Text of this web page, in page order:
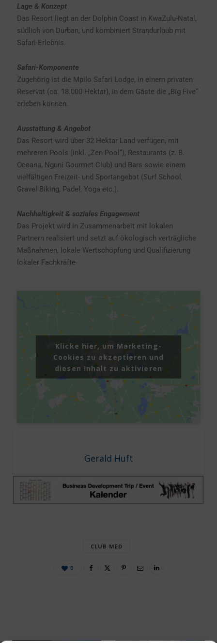
Lage & Konzept
Das Resort liegt an der Dolphin Coast in KwaZulu-Natal,
südlich von Durban, und kombiniert Strandurlaub mit
Safari-Erlebnis.
Safari-Komponente
Zugehörig ist die Mpilo Safari Lodge, in einem privaten
Reservat (ca. 18.000 Hektar), in dem Gäste die „Big Five“
erleben können.
Ausstattung & Angebot
Das Resort wird über 32 Hektar Land verfügen, mit
mehreren Pools (inkl. „Zen Pool“), Restaurants (z. B.
Oceana, Nguni Gourmet Club) und Bars sowie einem
vielfältigen Freizeit- und Sportangebot (Surf School,
Gravel Biking, Padel, Yoga etc.).
Nachhaltigkeit & soziales Engagement
Das Projekt wird in Zusammenarbeit mit lokalen
Partnern realisiert und setzt auf ökologisch verträgliche
Maßnahmen, lokale Wertschöpfung und Qualifizierung
lokaler Fachkräfte
Klicke hier, um Marketing-
Cookies zu akzeptieren und
diesen Inhalt zu aktivieren
Gerald Huft
CLUB MED
0